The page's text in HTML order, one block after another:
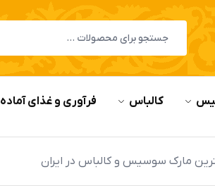
کالباس فرآوری و غذای آماده
مارک سوسیس و کالباس در ایران